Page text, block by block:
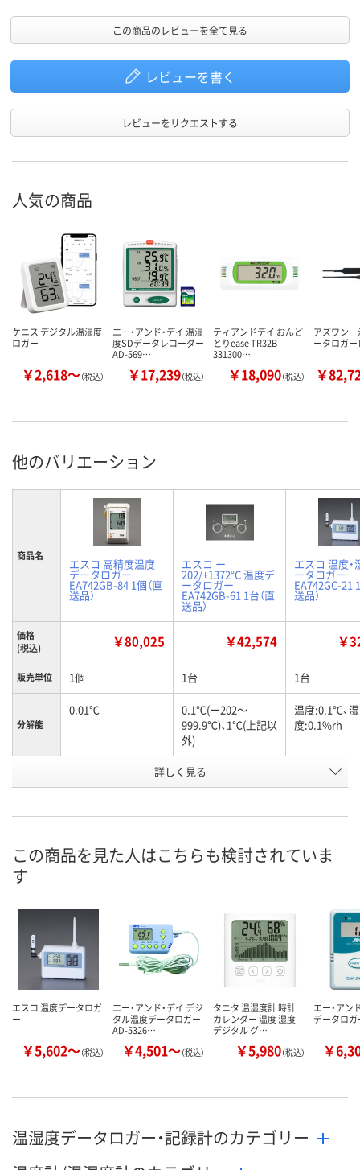
この商品のレビューを全て見る
レビューを書く
レビューをリクエストする
人気の商品
ケニス デジタル温湿度
ロガー
￥2,618～（税込）
エー・アンド・デイ 温湿
度SDデータレコーダー
AD-569…
￥17,239（税込）
ティアンドデイ おんど
とりease TR32B
331300…
￥18,090（税込）
アズワン
ータロガ
￥
他のバリエーション
商品名
エスコ 高精度温度
データロガー
EA742GB-84 1個（直
送品）
エスコ ー
202/+1372°C 温度デ
ータロガー
EA742GB-61 1台（直
送品）
エスコ 温度・
ータロガー
EA742GC-21
送品）
価格
(税込)
￥80,025 ￥42,574 ￥
販売単位 1個 1台 1台
分解能
0.01℃
0.1℃(ー202～
999.9℃)、1℃(上記以
外)
温度:0.1℃、湿
度:0.1%rh
電源
TL-5903リチウム電
池(付属)
単3電池×4本(付属)
単3電池×2
属)、または専
H)mm
(H)mm
お申込番
わずか
お届け日 8月24日（月）まで 8月20日（木）まで 8月20日（木）
数量
カゴへ カゴへ
詳しく見る
この商品を見た人はこちらも検討されていま
す
エスコ 温度データロガ
ー
￥5,602～（税込）
エー・アンド・デイ デジ
タル温度データロガー
AD-5326…
￥4,501～（税込）
タニタ 温湿度計 時計
カレンダー 温度 湿度
デジタル グ…
￥5,980（税込）
エー・アン
データロ
￥
温湿度データロガー・記録計のカテゴリー